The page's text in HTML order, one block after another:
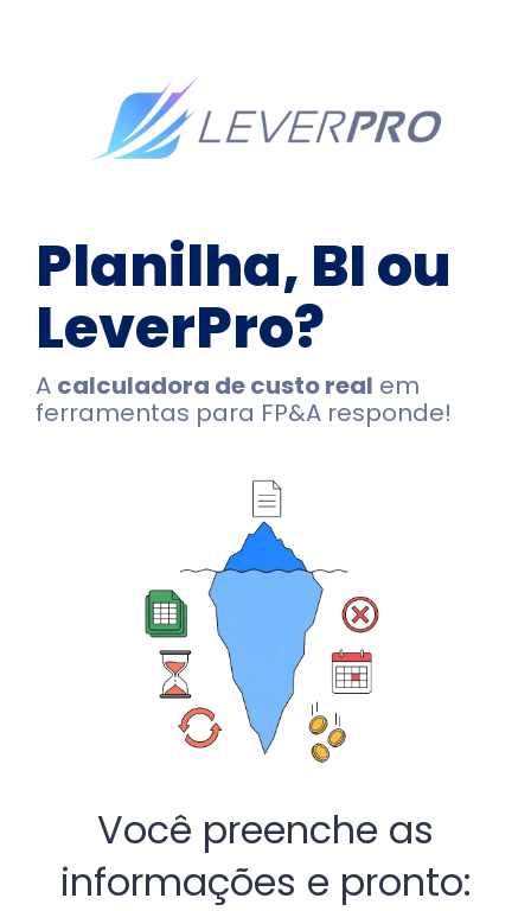
Planilha, BI ou
LeverPro?
A calculadora de custo real em
ferramentas para FP&A responde!
Você preenche as
informações e pronto: